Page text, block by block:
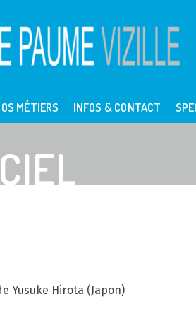
MÉTIERS INFOS & CONTACT
Yusuke Hirota (Japon)